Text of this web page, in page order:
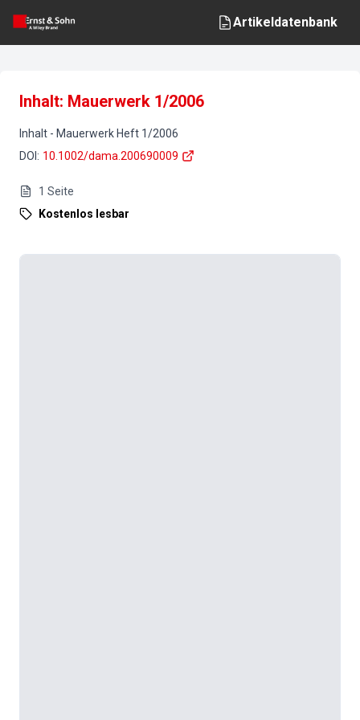
Artikeldatenbank
Inhalt: Mauerwerk 1/2006
Inhalt - Mauerwerk Heft 1/2006
DOI : 10.1002/dama.200690009
1 Seite
Kostenlos lesbar